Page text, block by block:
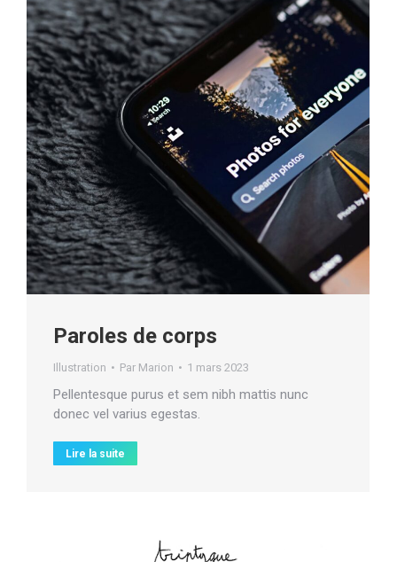
Paroles de corps
Illustration Par Marion 1 mars 2023
Pellentesque purus et sem nibh mattis nunc
donec vel varius egestas.
Lire la suite